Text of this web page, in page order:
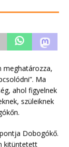
meghatározza,
Ma
ahol figyelnek
szüleiknek
Dobogókő.
kitüntetett